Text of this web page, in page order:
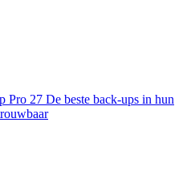
Pro 27 De beste back-ups in hun